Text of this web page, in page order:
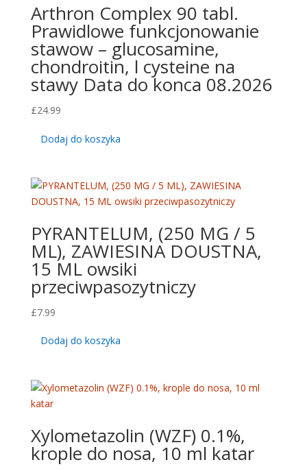
Arthron Complex 90 tabl.
Prawidlowe funkcjonowanie
stawow – glucosamine,
chondroitin, l cysteine na
stawy Data do konca 08.2026
£24.99
Dodaj do koszyka
PYRANTELUM, (250 MG / 5
ML), ZAWIESINA DOUSTNA,
15 ML owsiki
przeciwpasozytniczy
£7.99
Dodaj do koszyka
Xylometazolin (WZF) 0.1%,
krople do nosa, 10 ml katar